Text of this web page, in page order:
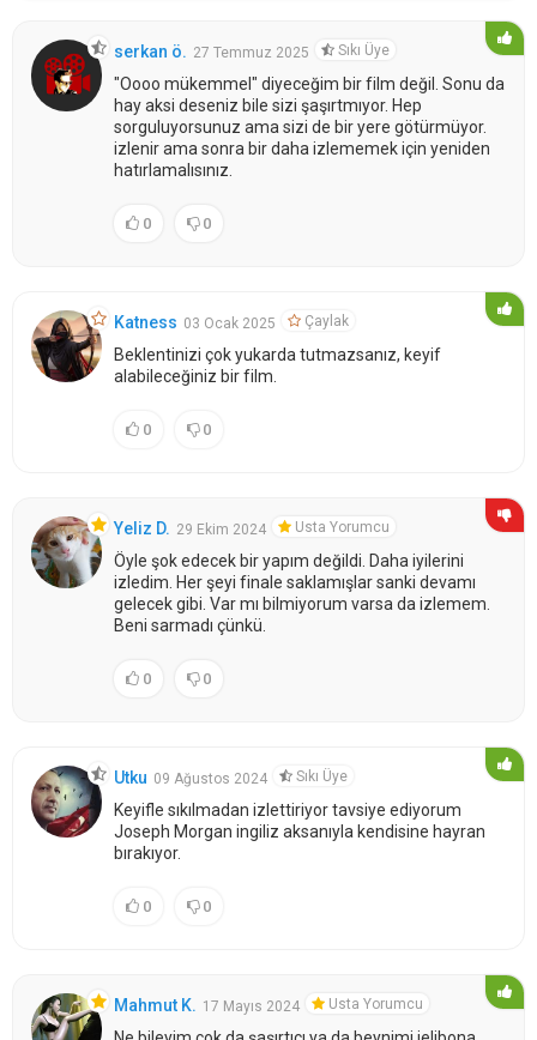
serkan ö. 27 Temmuz 2025 Sıkı Üye
"Oooo mükemmel" diyeceğim bir film değil. Sonu da
hay aksi deseniz bile sizi şaşırtmıyor. Hep
sorguluyorsunuz ama sizi de bir yere götürmüyor.
izlenir ama sonra bir daha izlememek için yeniden
hatırlamalısınız.
0 0
Katness 03 Ocak 2025 Çaylak
Beklentinizi çok yukarda tutmazsanız, keyif
alabileceğiniz bir film.
0 0
Yeliz D. 29 Ekim 2024 Usta Yorumcu
Öyle şok edecek bir yapım değildi. Daha iyilerini
izledim. Her şeyi finale saklamışlar sanki devamı
gelecek gibi. Var mı bilmiyorum varsa da izlemem.
Beni sarmadı çünkü.
0 0
Utku 09 Ağustos 2024 Sıkı Üye
Keyifle sıkılmadan izlettiriyor tavsiye ediyorum
Joseph Morgan ingiliz aksanıyla kendisine hayran
bırakıyor.
0 0
Mahmut K. 17 Mayıs 2024 Usta Yorumcu